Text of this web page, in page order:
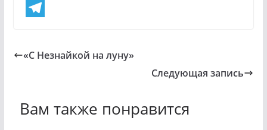
d
a
V
g
«С Незнайкой на луну»
Следующая запись
Вам также понравится